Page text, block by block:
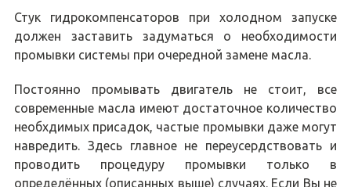
Стук гидрокомпенсаторов при холодном запуске
должен заставить задуматься о необходимости
промывки системы при очередной замене масла.
Постоянно промывать двигатель не стоит, все
современные масла имеют достаточное количество
необхдимых присадок, частые промывки даже могут
навредить. Здесь главное не переусердствовать и
проводить процедуру промывки только в
определённых (описанных выше) случаях. Если Вы не